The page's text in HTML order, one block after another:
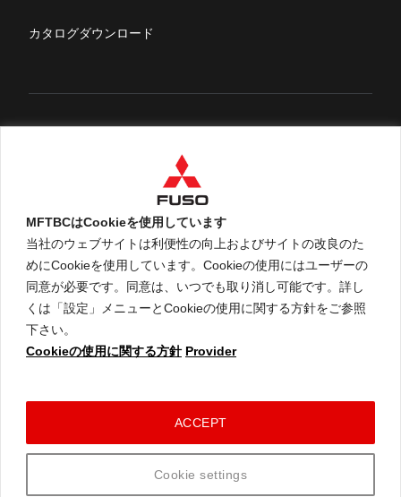
MFTBCはCookieを使用しています
当社のウェブサイトは利便性の向上およびサイトの改良のた
めにCookieを使用しています。Cookieの使用にはユーザーの
同意が必要です。同意は、いつでも取り消し可能です。詳し
くは「設定」メニューとCookieの使用に関する方針をご参照
下さい。
Cookieの使用に関する方針 Provider
Cookie settings
ACCEPT
FUSOマガジン
カタログダウンロード
An ARCHION Group Company